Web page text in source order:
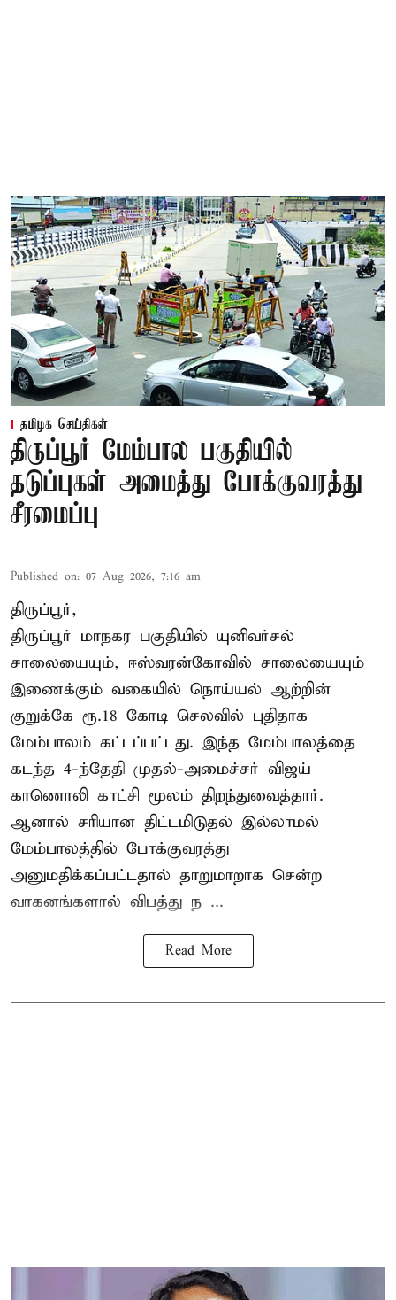
தமிழக செய்திகள்
திருப்பூர் மேம்பால பகுதியில்
தடுப்புகள் அமைத்து போக்குவரத்து
சீரமைப்பு
Published on: 07 Aug 2026, 7:16 am
திருப்பூர்,
திருப்பூர் மாநகர பகுதியில் யுனிவர்சல்
சாலையையும், ஈஸ்வரன்கோவில் சாலையையும்
இணைக்கும் வகையில் நொய்யல் ஆற்றின்
குறுக்கே ரூ.18 கோடி செலவில் புதிதாக
மேம்பாலம் கட்டப்பட்டது. இந்த மேம்பாலத்தை
கடந்த 4-ந்தேதி முதல்-அமைச்சர் விஜய்
காணொலி காட்சி மூலம் திறந்துவைத்தார்.
ஆனால் சரியான திட்டமிடுதல் இல்லாமல்
மேம்பாலத்தில் போக்குவரத்து
அனுமதிக்கப்பட்டதால் தாறுமாறாக சென்ற
வாகனங்களால் விபத்து ந ...
Read More